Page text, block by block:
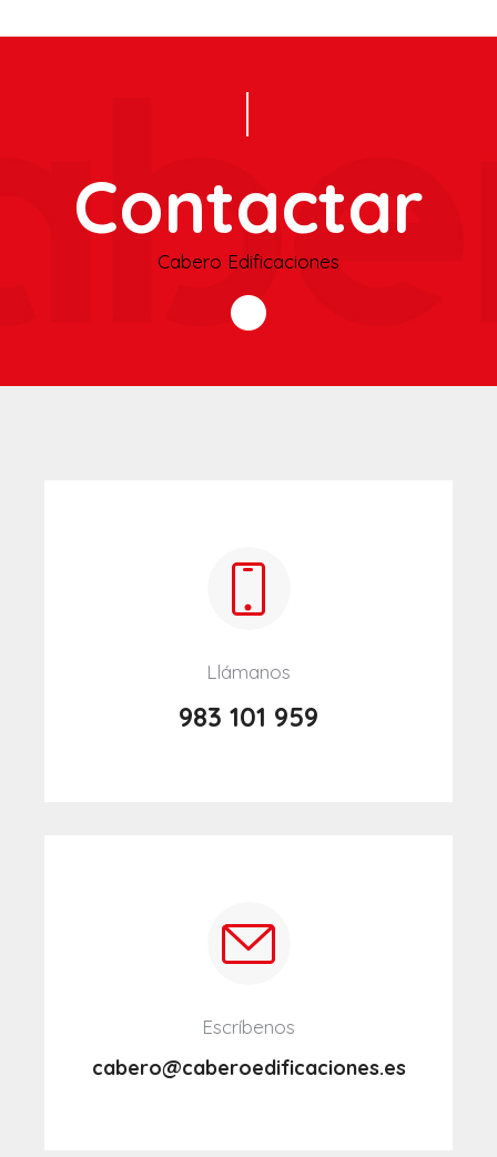
Contactar
Cabero Edificaciones
Llámanos
983 101 959
Escríbenos
cabero@caberoedificaciones.es